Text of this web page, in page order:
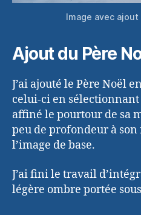
Image avec
Ajout du Père
J’ai ajouté le Père Noël
celui-ci en sélectionnant
affiné le pourtour de sa
peu de profondeur à
l’image de base.
J’ai fini le travail
légère ombre portée